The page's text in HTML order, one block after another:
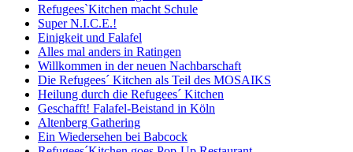
Refugees`Kitchen macht Schule
Super N.I.C.E.!
Einigkeit und Falafel
Alles mal anders in Ratingen
Willkommen in der neuen Nachbarschaft
Die Refugees´ Kitchen als Teil des MOSAIKS
Heilung durch die Refugees´ Kitchen
Geschafft! Falafel-Beistand in Köln
Altenberg Gathering
Ein Wiedersehen bei Babcock